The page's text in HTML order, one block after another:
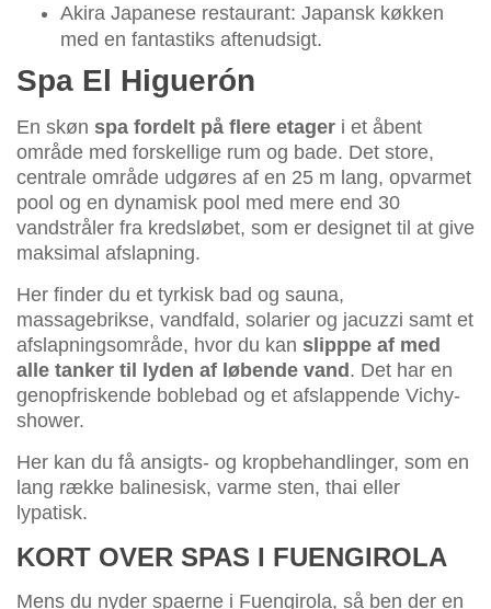
Akira Japanese restaurant: Japansk køkken
med en fantastiks aftenudsigt.
Spa El Higuerón
En skøn spa fordelt på flere etager i et åbent
område med forskellige rum og bade. Det store,
centrale område udgøres af en 25 m lang, opvarmet
pool og en dynamisk pool med mere end 30
vandstråler fra kredsløbet, som er designet til at give
maksimal afslapning.
Her finder du et tyrkisk bad og sauna,
massagebrikse, vandfald, solarier og jacuzzi samt et
afslapningsområde, hvor du kan slipppe af med
alle tanker til lyden af løbende vand. Det har en
genopfriskende boblebad og et afslappende Vichy-
shower.
Her kan du få ansigts- og kropbehandlinger, som en
lang række balinesisk, varme sten, thai eller
lypatisk.
KORT OVER SPAS I FUENGIROLA
Mens du nyder spaerne i Fuengirola, så ben der en